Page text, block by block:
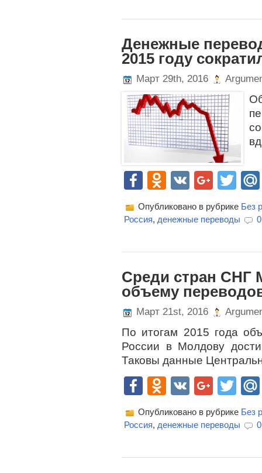
Денежные
2015 году
Март 29th, 2016
Facebook
VK
Опубликовано в рубрике Без
Россия, денежные переводы
Среди стран СНГ
объему
Март 21st, 2016
По итогам 2015 года
России в Молдову
Таковы данные
Facebook
VK
Опубликовано в рубрике Без
Россия, денежные переводы